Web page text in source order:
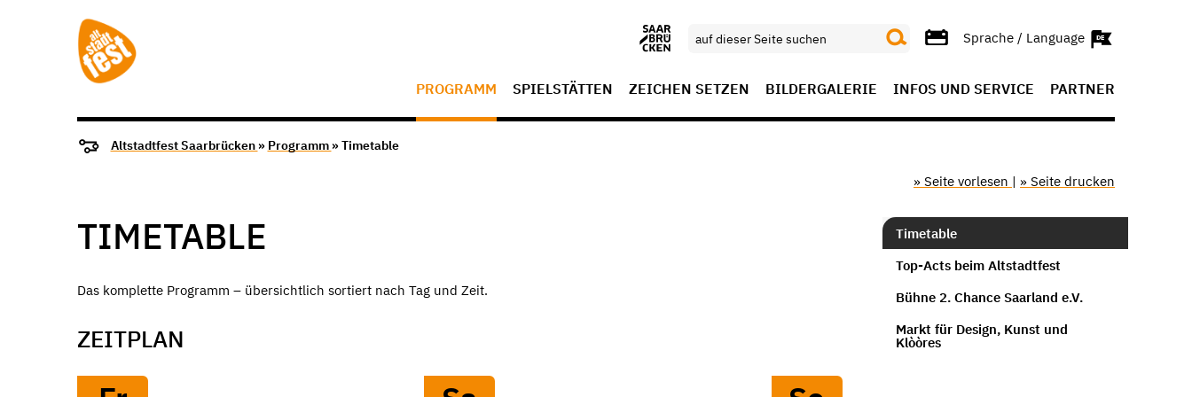
Sprache / Language
PROGRAMM SPIELSTÄTTEN ZEICHEN SETZEN BILDERGALERIE INFOS UND SERVICE PARTNER
Altstadtfest Saarbrücken » Programm » Timetable
» Seite vorlesen | » Seite drucken
TIMETABLE
Das komplette Programm – übersichtlich sortiert nach Tag und Zeit.
ZEITPLAN
Timetable
Top-Acts beim Altstadtfest
Bühne 2. Chance Saarland e.V.
Markt für Design, Kunst und
Klòòres